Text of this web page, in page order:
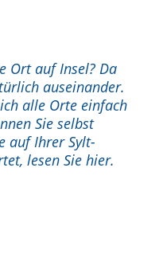
Ort auf Insel? Da
auseinander.
alle Orte einfach
Sie selbst
auf Ihrer Sylt-
lesen Sie hier.